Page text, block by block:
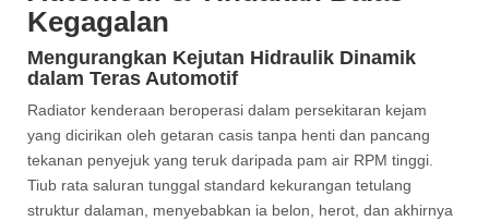
Kegagalan
Mengurangkan Kejutan Hidraulik Dinamik
dalam Teras Automotif
Radiator kenderaan beroperasi dalam persekitaran kejam
yang dicirikan oleh getaran casis tanpa henti dan pancang
tekanan penyejuk yang teruk daripada pam air RPM tinggi.
Tiub rata saluran tunggal standard kekurangan tetulang
struktur dalaman, menyebabkan ia belon, herot, dan akhirnya